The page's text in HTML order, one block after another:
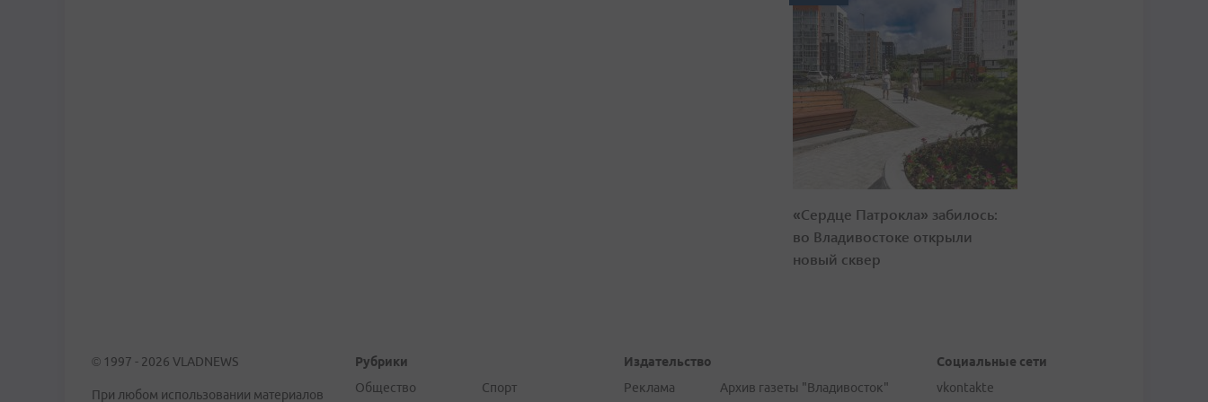
«Сердце Патрокла» забилось:
во Владивостоке открыли
новый сквер
© 1997 - 2026 VLADNEWS
При любом использовании материалов
Рубрики
Общество
Спорт
Издательство
Реклама
Архив газеты "Владивосток"
Социальные сети
vkontakte